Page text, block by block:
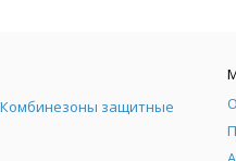
Комбинезоны защитные